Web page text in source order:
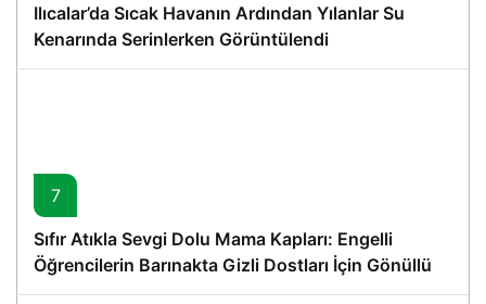
Ilıcalar’da Sıcak Havanın Ardından Yılanlar Su
Kenarında Serinlerken Görüntülendi
7
Sıfır Atıkla Sevgi Dolu Mama Kapları: Engelli
Öğrencilerin Barınakta Gizli Dostları İçin Gönüllü
Proje